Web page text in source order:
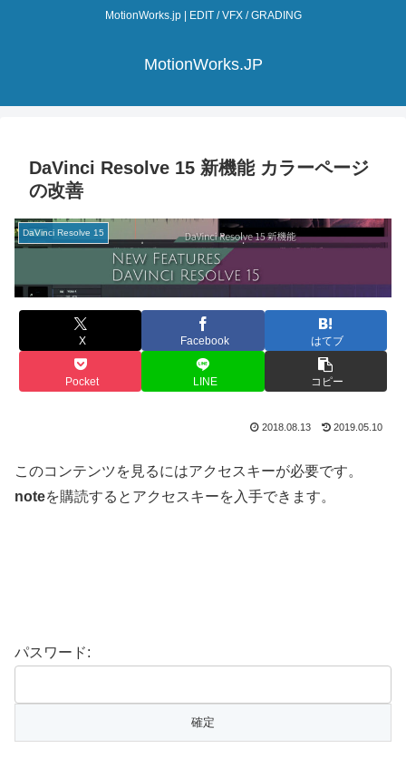
MotionWorks.jp | EDIT / VFX / GRADING
MotionWorks.JP
DaVinci Resolve 15 新機能 カラーページ
の改善
DaVinci Resolve 15
X Facebook はてブ
Pocket LINE コピー
2018.08.13 2019.05.10
このコンテンツを見るにはアクセスキーが必要です。
noteを購読するとアクセスキーを入手できます。
パスワード: